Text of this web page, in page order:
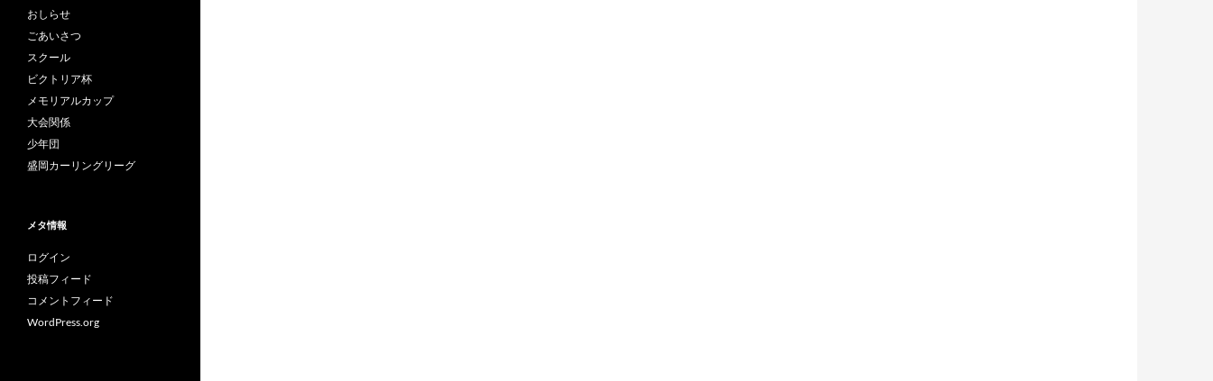
おしらせ
ごあいさつ
スクール
ビクトリア杯
メモリアルカップ
大会関係
少年団
盛岡カーリングリーグ
メタ情報
ログイン
投稿フィード
コメントフィード
WordPress.org